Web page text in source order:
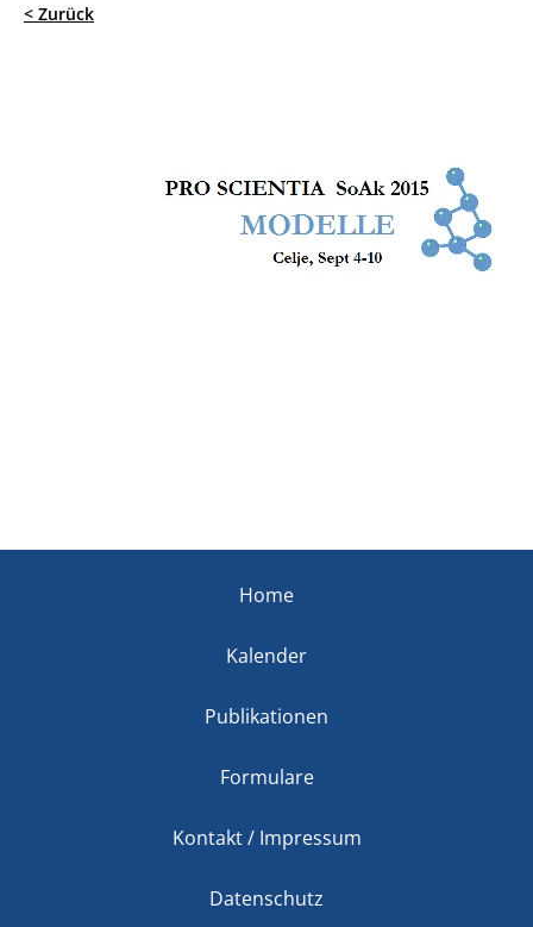
< Zurück
Home
Kalender
Publikationen
Formulare
Kontakt / Impressum
Datenschutz